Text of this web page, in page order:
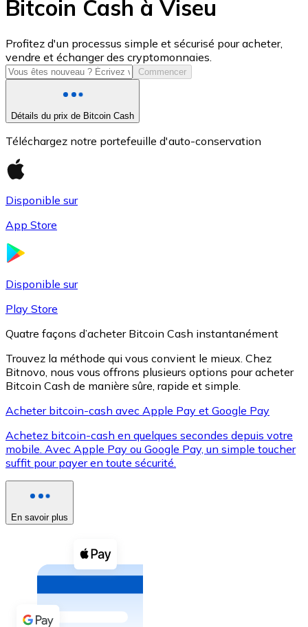
USD Coin
USDC
XRP
XRP
Voir toutes
Coupons crypto
Achetez des cryptomonnaies en espèces et d'autres
Acheter avec espèces
Virement SEPA
Bitcoin Cash à Viseu
Profitez d'un processus simple et sécurisé pour acheter,
vendre et échanger des cryptomonnaies.
Commencer
Détails du prix de Bitcoin Cash
Téléchargez notre portefeuille d'auto-conservation
Disponible sur
App Store
Disponible sur
Play Store
Quatre façons d’acheter Bitcoin Cash instantanément
Trouvez la méthode qui vous convient le mieux. Chez
Bitnovo, nous vous offrons plusieurs options pour acheter
Bitcoin Cash de manière sûre, rapide et simple.
Acheter bitcoin-cash avec Apple Pay et Google Pay
Achetez bitcoin-cash en quelques secondes depuis votre
mobile. Avec Apple Pay ou Google Pay, un simple toucher
suffit pour payer en toute sécurité.
En savoir plus